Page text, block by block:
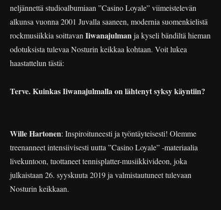
neljännettä studioalbumiaan ”Casino Loyale” viimeistelevän
alkunsa vuonna 2001 Juvalla saaneen, modernia suomenkielistä
rockmusiikkia soittavan Iiwanajulmanja kyseli bändiltä hieman
odotuksista tulevaa Nosturin keikkaa kohtaan. Voit lukea
haastattelun tästä:
Terve. Kuinkas Iiwanajulmalla on lähtenyt syksy käyntiin?
Wille Hartonen: Inspiroituneesti ja työntäyteisesti! Olemme
treenanneet intensiivisesti uutta ”Casino Loyale” -materiaalia
livekuntoon, tuottaneet tennisplatter-musiikkivideon, joka
julkaistaan 26. syyskuuta 2019 ja valmistautuneet tulevaan
Nosturin keikkaan.